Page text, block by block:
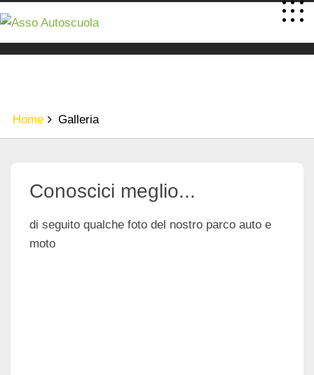
Home Galleria
Conoscici meglio...
di seguito qualche foto del nostro parco auto e
moto